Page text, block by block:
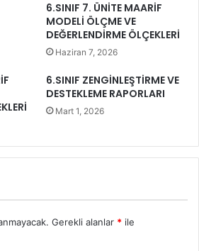
6.SINIF 7. ÜNİTE MAARİF
MODELİ ÖLÇME VE
DEĞERLENDİRME ÖLÇEKLERİ
Haziran 7, 2026
6.SINIF ZENGİNLEŞTİRME VE
DESTEKLEME RAPORLARI
Mart 1, 2026
Gerekli alanlar * ile